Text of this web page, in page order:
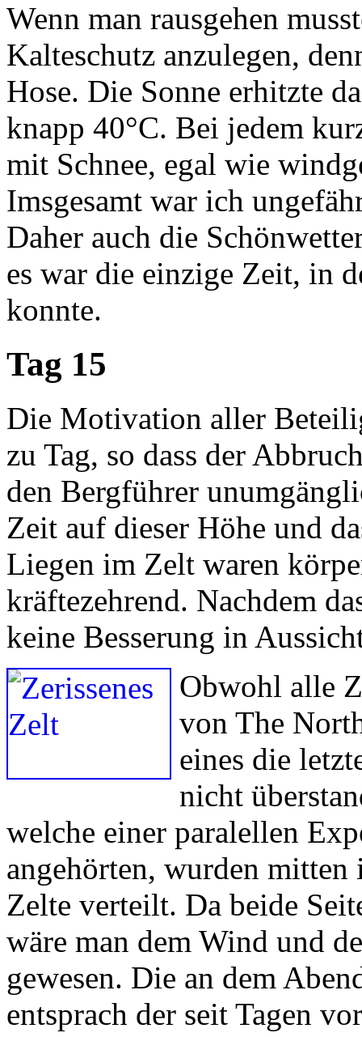
Wenn man rausgehen
Kalteschutz anzulegen,
Hose. Die Sonne erhitzte
knapp 40°C. Bei jedem
mit Schnee, egal wie
Imsgesamt war ich
Daher auch die
es war die einzige Zeit, in
konnte.
Tag 15
Die Motivation aller
zu Tag, so dass der
den Bergführer
Zeit auf dieser Höhe und
Liegen im Zelt waren
kräftezehrend. Nachdem
keine Besserung in
Obwohl alle
von The
eines die
nicht
welche einer paralellen
angehörten, wurden
Zelte verteilt. Da beide
wäre man dem Wind und
gewesen. Die an dem
entsprach der seit Tagen